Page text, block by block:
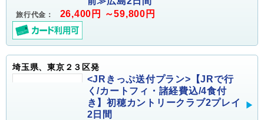
旅行代金： 26,400円 ～59,800円
埼玉県、東京２３区発
<JRきっぷ送付プラン>【JRで行
く/カートフィ・諸経費込/4食付
き】初穂カントリークラブ2プレイ
2日間